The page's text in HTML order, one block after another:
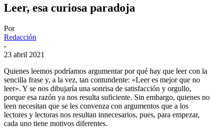
Leer, esa curiosa paradoja
Por
Redacción
-
23 abril 2021
Quienes leemos podríamos argumentar por qué hay que leer con la
sencilla frase y, a la vez, tan contundente: «Leer es mejor que no
leer». Y se nos dibujaría una sonrisa de satisfacción y orgullo,
porque esa razón ya nos resulta suficiente. Sin embargo, quienes no
leen necesitan que se les convenza con argumentos que a los
lectores y lectoras nos resultan innecesarios, pues, para empezar,
cada uno tiene motivos diferentes.